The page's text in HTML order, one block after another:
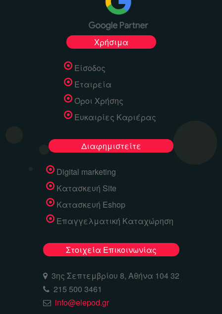
Χρήσιμα
Είσοδος
Εταιρεία
Όροι Χρήσης
Ευκαιρίες Καριέρας
Διαφημιστείτε
Digital marketing
Κατασκευή Site
Κατασκευή Eshop
Επαγγελματική Καταχώρηση
Στοιχεία Επικοινωνίας
3ης Σεπτεμβρίου 8, Αθήνα 104 32
215 500 3461
info@elepod.gr